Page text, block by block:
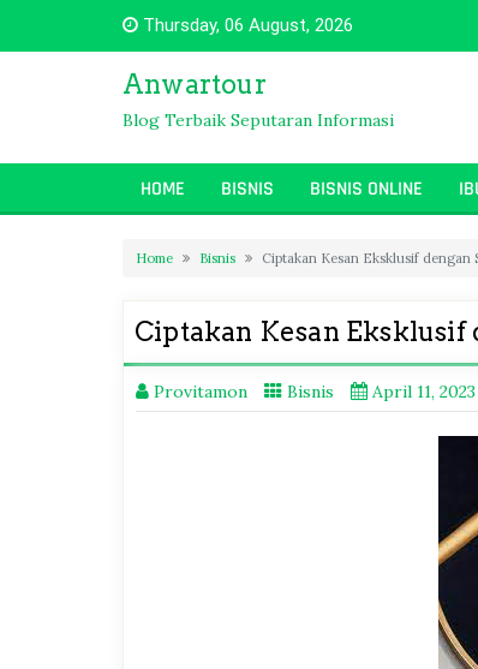
Thursday, 06 August, 2026
Anwartour
Blog Terbaik Seputaran Informasi
HOME BISNIS BISNIS ONLINE
Home Bisnis Ciptakan Kesan Eksklusif
Ciptakan Kesan
Provitamon Bisnis April 11, 2023